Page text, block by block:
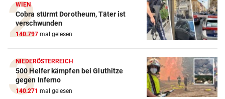
WIEN
Cobra stürmt Dorotheum, Täter ist
verschwunden
140.797 mal gelesen
NIEDERÖSTERREICH
500 Helfer kämpfen bei Gluthitze
gegen Inferno
140.271 mal gelesen